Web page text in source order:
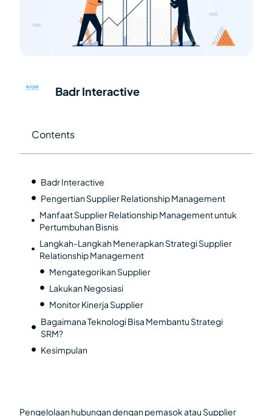
Badr Interactive
Contents
Badr Interactive
Pengertian Supplier Relationship Management
Manfaat Supplier Relationship Management untuk
Pertumbuhan Bisnis
Langkah-Langkah Menerapkan Strategi Supplier
Relationship Management
Mengategorikan Supplier
Lakukan Negosiasi
Monitor Kinerja Supplier
Bagaimana Teknologi Bisa Membantu Strategi
SRM?
Kesimpulan
Pengelolaan hubungan dengan pemasok atau Supplier